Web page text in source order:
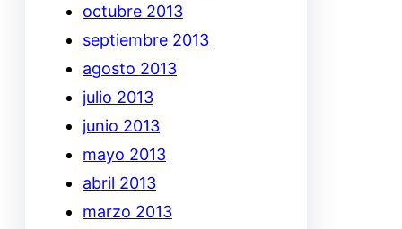
octubre 2013
septiembre 2013
agosto 2013
julio 2013
junio 2013
mayo 2013
abril 2013
marzo 2013